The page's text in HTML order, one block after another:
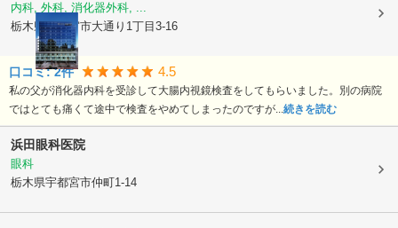
内科, 外科, 消化器外科, ...
栃木県宇都宮市大通り1丁目3-16
口コミ:2件 4.5
私の父が消化器内科を受診して大腸内視鏡検査をしてもらいました。別の病院
ではとても痛くて途中で検査をやめてしまったのですが...続きを読む
浜田眼科医院
眼科
栃木県宇都宮市仲町1-14